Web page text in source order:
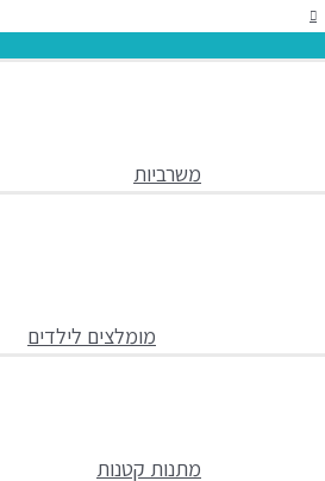
משרביות
מומלצים לילדים
מתנות קטנות